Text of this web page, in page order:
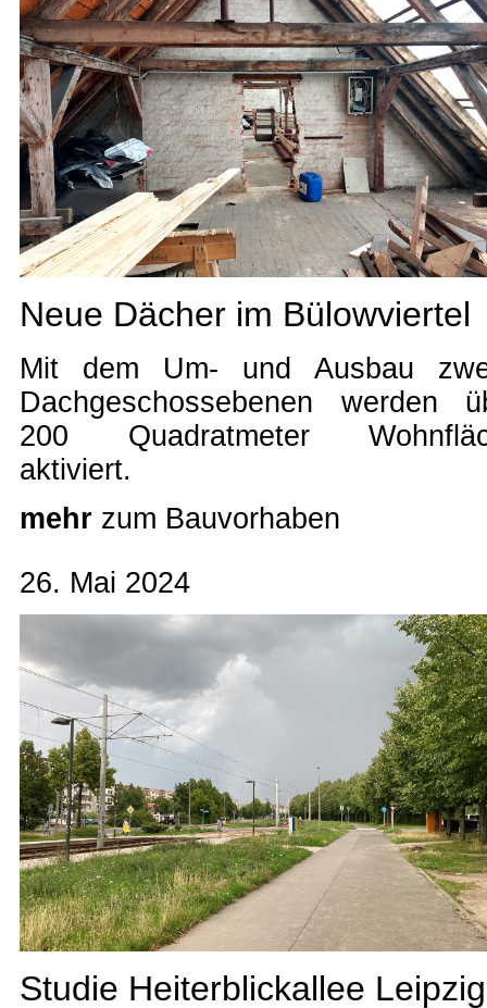
Neue Dächer im Bülowviertel
Mit dem Um- und Ausbau
Dachgeschossebenen werden
200 Quadratmeter
aktiviert.
mehr zum Bauvorhaben
26. Mai 2024
Studie Heiterblickallee